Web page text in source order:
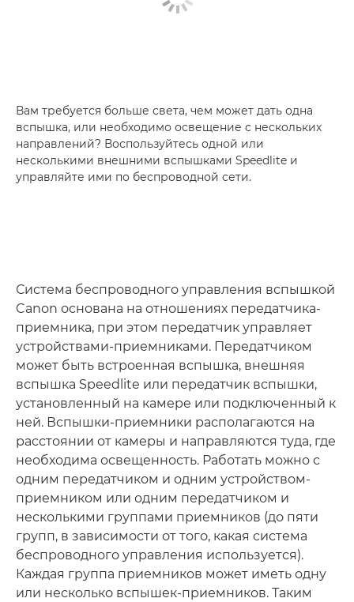
Вам требуется больше света, чем может дать одна
вспышка, или необходимо освещение с нескольких
направлений? Воспользуйтесь одной или
несколькими внешними вспышками Speedlite и
управляйте ими по беспроводной сети.
Система беспроводного управления вспышкой
Canon основана на отношениях передатчика-
приемника, при этом передатчик управляет
устройствами-приемниками. Передатчиком
может быть встроенная вспышка, внешняя
вспышка Speedlite или передатчик вспышки,
установленный на камере или подключенный к
ней. Вспышки-приемники располагаются на
расстоянии от камеры и направляются туда, где
необходима освещенность. Работать можно с
одним передатчиком и одним устройством-
приемником или одним передатчиком и
несколькими группами приемников (до пяти
групп, в зависимости от того, какая система
беспроводного управления используется).
Каждая группа приемников может иметь одну
или несколько вспышек-приемников. Таким